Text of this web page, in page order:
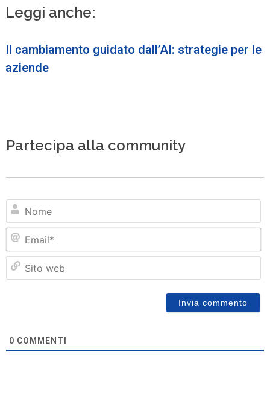
Leggi anche:
Il cambiamento guidato dall’AI: strategie per le
aziende
Partecipa alla community
0 COMMENTI